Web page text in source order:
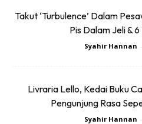
Ads
3. Blue Lake Tasik Biru Pepsi
Takut ‘Turbulence’ Dalam
Pis Dalam Jeli &
Syahir Hannan -
Livraria Lello, Kedai Buku
Pengunjung Rasa
Syahir Hannan -